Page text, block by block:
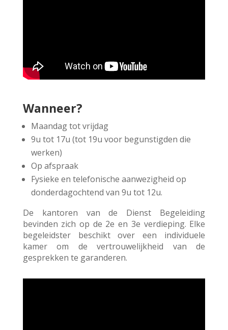
Wanneer?
Maandag tot vrijdag
9u tot 17u (tot 19u voor begunstigden die
werken)
Op afspraak
Fysieke en telefonische aanwezigheid op
donderdagochtend van 9u tot 12u.
De kantoren van de Dienst Begeleiding
bevinden zich op de 2e en 3e verdieping. Elke
begeleidster beschikt over een individuele
kamer om de vertrouwelijkheid van de
gesprekken te garanderen.